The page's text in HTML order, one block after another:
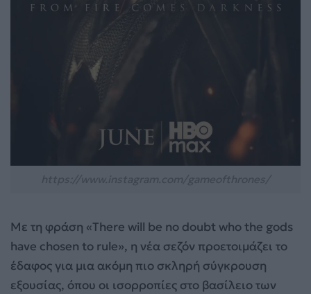
Με τη φράση «There will be no doubt who the gods
have chosen to rule», η νέα σεζόν προετοιμάζει το
έδαφος για μια ακόμη πιο σκληρή σύγκρουση
εξουσίας, όπου οι ισορροπίες στο βασίλειο των